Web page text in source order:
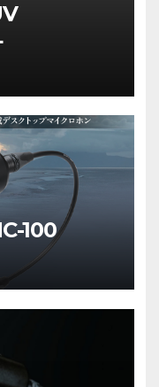
100